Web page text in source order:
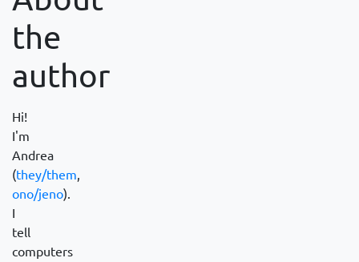
the
author
Hi!
I'm
Andrea
(they/them,
ono/jeno).
I
tell
computers